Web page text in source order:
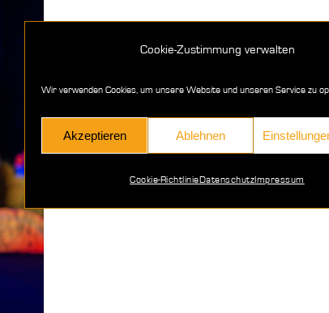
Cookie-Zustimmung verwalten
Wir verwenden Cookies, um unsere Website und unseren Service zu
Akzeptieren Ablehnen
Cookie-RichtlinieDatenschutzImpressum